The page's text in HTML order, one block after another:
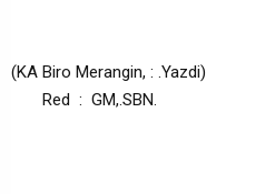
(KA Biro Merangin, : .Yazdi)
Red : GM,.SBN.